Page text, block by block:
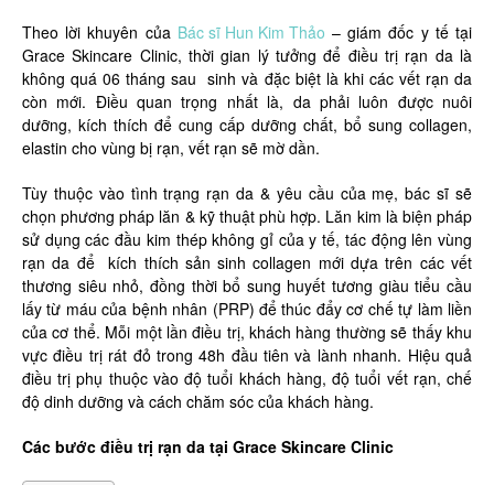
Theo lời khuyên của Bác sĩ Hun Kim Thảo – giám đốc y tế tại
Grace Skincare Clinic, thời gian lý tưởng để điều trị rạn da là
không quá 06 tháng sau sinh và đặc biệt là khi các vết rạn da
còn mới. Điều quan trọng nhất là, da phải luôn được nuôi
dưỡng, kích thích để cung cấp dưỡng chất, bổ sung collagen,
elastin cho vùng bị rạn, vết rạn sẽ mờ dần.
Tùy thuộc vào tình trạng rạn da & yêu cầu của mẹ, bác sĩ sẽ
chọn phương pháp lăn & kỹ thuật phù hợp. Lăn kim là biện pháp
sử dụng các đầu kim thép không gỉ của y tế, tác động lên vùng
rạn da để kích thích sản sinh collagen mới dựa trên các vết
thương siêu nhỏ, đồng thời bổ sung huyết tương giàu tiểu cầu
lấy từ máu của bệnh nhân (PRP) để thúc đẩy cơ chế tự làm liền
của cơ thể. Mỗi một lần điều trị, khách hàng thường sẽ thấy khu
vực điều trị rát đỏ trong 48h đầu tiên và lành nhanh. Hiệu quả
điều trị phụ thuộc vào độ tuổi khách hàng, độ tuổi vết rạn, chế
độ dinh dưỡng và cách chăm sóc của khách hàng.
Các bước điều trị rạn da tại Grace Skincare Clinic